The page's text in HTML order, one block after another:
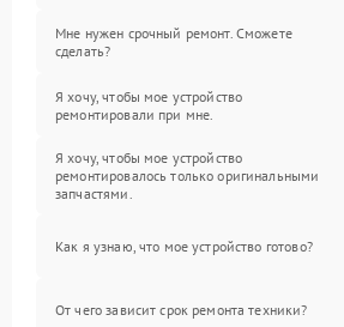
Мне нужен срочный ремонт. Сможете
сделать?
Я хочу, чтобы мое устройство
ремонтировали при мне.
Я хочу, чтобы мое устройство
ремонтировалось только оригинальными
запчастями.
Как я узнаю, что мое устройство готово?
От чего зависит срок ремонта техники?